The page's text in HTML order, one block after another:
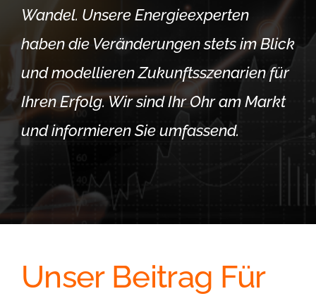
Wandel. Unsere Energieexperten
haben die Veränderungen stets im Blick
und modellieren Zukunftsszenarien für
Ihren Erfolg. Wir sind Ihr Ohr am Markt
und informieren Sie umfassend.
Unser Beitrag Für